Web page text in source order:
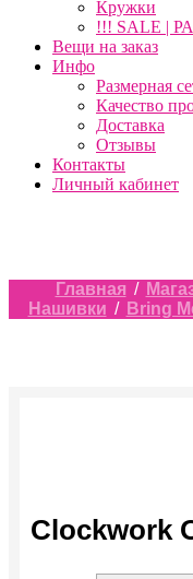
Кружки
!!! SALE |
Вещи на заказ
Инфо
Размерная
Качество
Доставка
Отзывы
Контакты
Личный кабинет
Главная /
Нашивки / Bring
Clockwork